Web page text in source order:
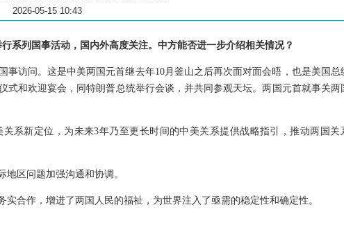
2026-05-15 10:43
系列国事活动，国内外高度关注。中方能否进一步介绍相关情况？
访问。这是中美两国元首继去年10月釜山之后再次面对面会晤，也是美国总
式和欢迎宴会，同特朗普总统举行会谈，并共同参观天坛。两国元首就事关两
系新定位，为未来3年乃至更长时间的中美关系提供战略指引，推动两国关
区问题加强沟通和协调。
合作，增进了两国人民的福祉，为世界注入了亟需的稳定性和确定性。